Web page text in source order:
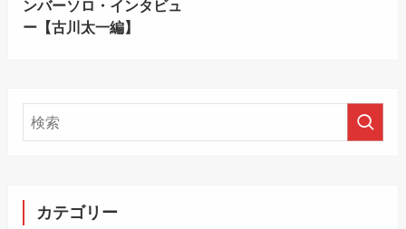
ンバーソロ・インタビュ
ー【古川太一編】
カテゴリー